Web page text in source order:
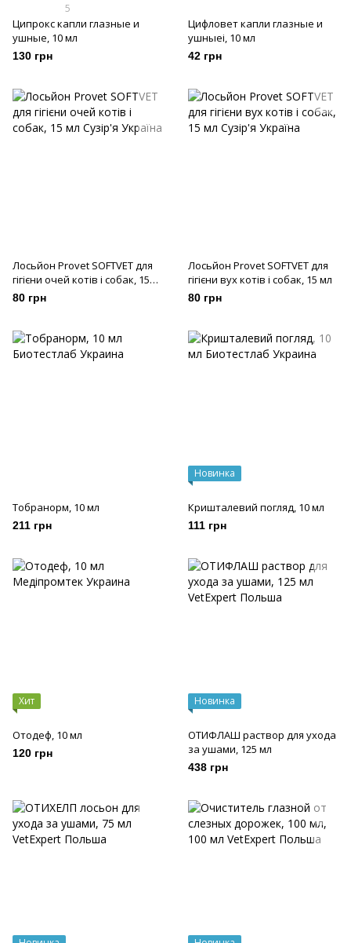
5
Ципрокс капли глазные и
ушные, 10 мл
130 грн
Цифловет капли глазные и
ушныеі, 10 мл
42 грн
Лосьйон Provet SOFTVET для
гігієни очей котів і собак, 15
мл
80 грн
Лосьйон Provet SOFTVET для
гігієни вух котів і собак, 15 мл
80 грн
Тобранорм, 10 мл
211 грн
Новинка
Кришталевий погляд, 10 мл
111 грн
Хит
Отодеф, 10 мл
120 грн
Новинка
ОТИФЛАШ раствор для ухода
за ушами, 125 мл
438 грн